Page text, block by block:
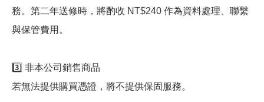
務。第二年送修時，將酌收 NT$240 作為資料處理、聯繫
與保管費用。
3️⃣ 非本公司銷售商品
若無法提供購買憑證，將不提供保固服務。